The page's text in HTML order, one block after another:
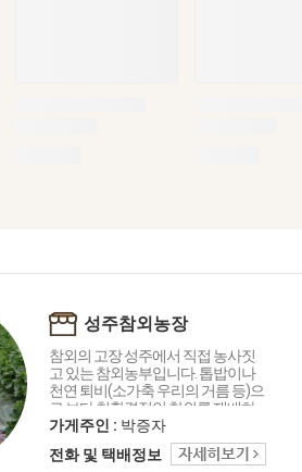
성주참외농장
참외의 고장 성주에서 직접 농사짓
고 있는 참외농부입니다. 톱밥이나
천연 퇴비(소가축 우리의 거름 등)으
로 보다 친환경적인 참외를 재배하
기위해 노력하고 있습니다. 그래서
당도는 물론 최상품의 성주오복꿀
참외를 생산합니다.요즘 성주에서
가게주인 : 박증자
전화 및 택배정보